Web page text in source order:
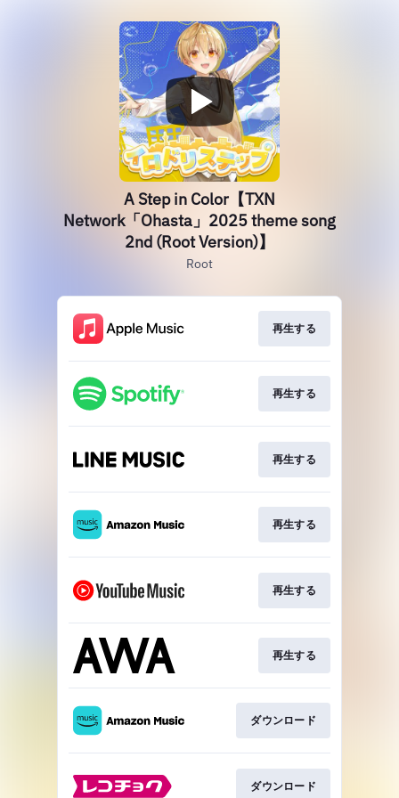
A Step in Color【TXN
Network「Ohasta」2025 theme song
2nd (Root Version)】
Root
再生する
再生する
再生する
再生する
再生する
再生する
ダウンロード
ダウンロード